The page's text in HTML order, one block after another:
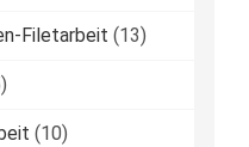
Filetarbeit (13)
(10)